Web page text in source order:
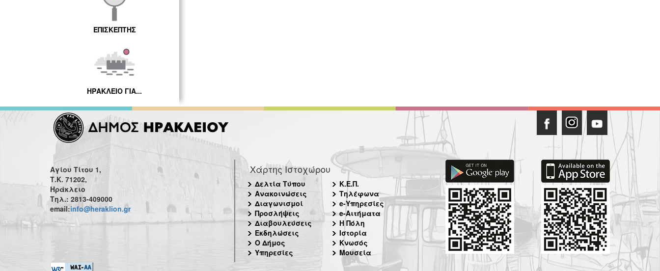
ΕΠΙΣΚΕΠΤΗΣ
ΗΡΑΚΛΕΙΟ ΓΙΑ...
Αγίου Τίτου 1,
Τ.Κ. 71202,
Ηράκλειο
Τηλ.: 2813-409000
email:info@heraklion.gr
Χάρτης Ιστοχώρου
Δελτία Τύπου
Ανακοινώσεις
Διαγωνισμοί
Προσλήψεις
Διαβουλεύσεις
Εκδηλώσεις
Ο Δήμος
Υπηρεσίες
Κ.Ε.Π.
Τηλέφωνα
e-Υπηρεσίες
e-Αιτήματα
Η Πόλη
Ιστορία
Κνωσός
Μουσεία